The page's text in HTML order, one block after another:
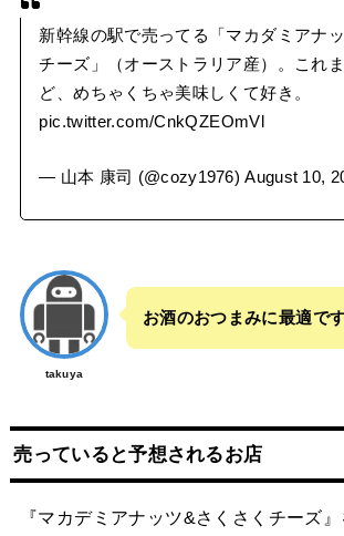
新幹線の駅で売ってる「マカダミアナ
チーズ」（オーストラリア産）。これ
ど、めちゃくちゃ美味しくて好き。
pic.twitter.com/CnkQZEOmVl
— 山本 康司 (@cozy1976)August 10,
takuya
お酒のおつまみに最適で
売っていると予想されるお店
『マカデミアナッツ&さくさくチーズ